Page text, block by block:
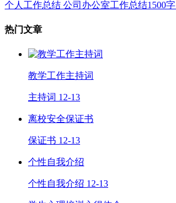
个人工作总结 公司办公室工作总结1500字
热门文章
教学工作主持词
主持词 12-13
离校安全保证书
保证书 12-13
个性自我介绍
个性自我介绍 12-13